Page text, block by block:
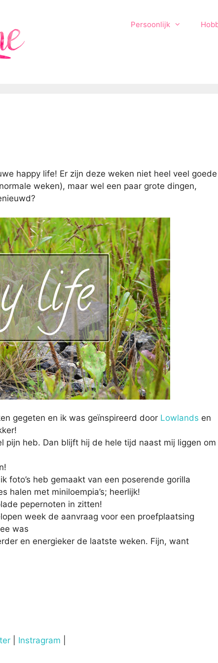
Persoonlijk
happy life! Er zijn deze weken niet heel veel goede
weken), maar wel een paar grote dingen,
gegeten en ik was geïnspireerd door Lowlands en
pijn heb. Dan blijft hij de hele tijd naast mij liggen om
foto’s heb gemaakt van een poserende gorilla
halen met miniloempia’s; heerlijk!
pepernoten in zitten!
week de aanvraag voor een proefplaatsing
was
en energieker de laatste weken. Fijn, want
| Instragram